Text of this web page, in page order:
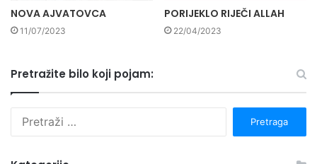
NOVA AJVATOVCA
11/07/2023
PORIJEKLO RIJEČI ALLAH
22/04/2023
Pretražite bilo koji pojam: